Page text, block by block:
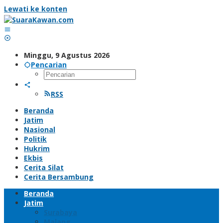
Lewati ke konten
Minggu, 9 Agustus 2026
Pencarian
RSS
Beranda
Jatim
Nasional
Politik
Hukrim
Ekbis
Cerita Silat
Cerita Bersambung
Beranda
Jatim
Surabaya